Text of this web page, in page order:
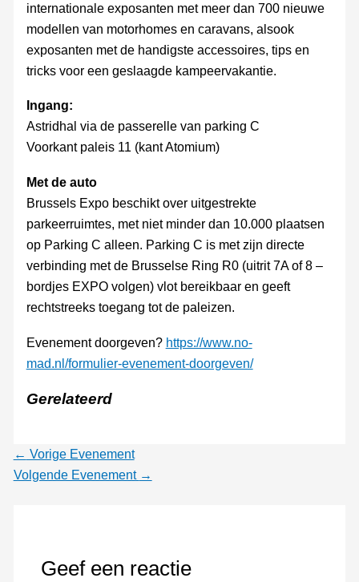
internationale exposanten met meer dan 700 nieuwe
modellen van motorhomes en caravans, alsook
exposanten met de handigste accessoires, tips en
tricks voor een geslaagde kampeervakantie.
Ingang:
Astridhal via de passerelle van parking C
Voorkant paleis 11 (kant Atomium)
Met de auto
Brussels Expo beschikt over uitgestrekte
parkeerruimtes, met niet minder dan 10.000 plaatsen
op Parking C alleen. Parking C is met zijn directe
verbinding met de Brusselse Ring R0 (uitrit 7A of 8 –
bordjes EXPO volgen) vlot bereikbaar en geeft
rechtstreeks toegang tot de paleizen.
Evenement doorgeven? https://www.no-
mad.nl/formulier-evenement-doorgeven/
Gerelateerd
← Vorige Evenement
Volgende Evenement →
Geef een reactie